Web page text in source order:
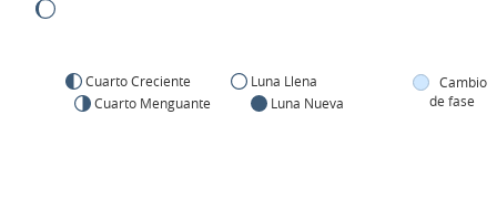
Cuarto Creciente
Luna Llena
Cuarto Menguante
Luna Nueva
Cambio
de fase